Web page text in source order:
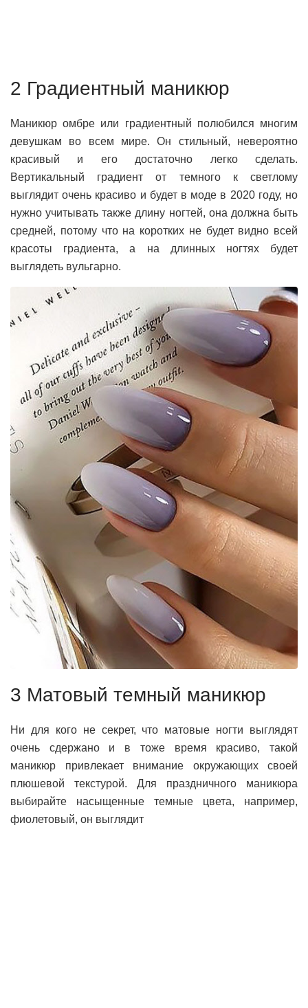
2 Градиентный маникюр
Маникюр омбре или градиентный полюбился многим
девушкам во всем мире. Он стильный, невероятно
красивый и его достаточно легко сделать.
Вертикальный градиент от темного к светлому
выглядит очень красиво и будет в моде в 2020 году, но
нужно учитывать также длину ногтей, она должна быть
средней, потому что на коротких не будет видно всей
красоты градиента, а на длинных ногтях будет
выглядеть вульгарно.
3 Матовый темный маникюр
Ни для кого не секрет, что матовые ногти выглядят
очень сдержано и в тоже время красиво, такой
маникюр привлекает внимание окружающих своей
плюшевой текстурой. Для праздничного маникюра
выбирайте насыщенные темные цвета, например,
фиолетовый, он выглядит